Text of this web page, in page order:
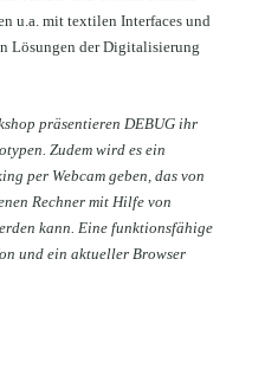
u.a. mit textilen Interfaces und
Lösungen der Digitalisierung
präsentieren DEBUG ihr
Zudem wird es ein
per Webcam geben, das von
Rechner mit Hilfe von
kann. Eine funktionsfähige
und ein aktueller Browser